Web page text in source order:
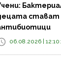
стават
06.08.2026 |